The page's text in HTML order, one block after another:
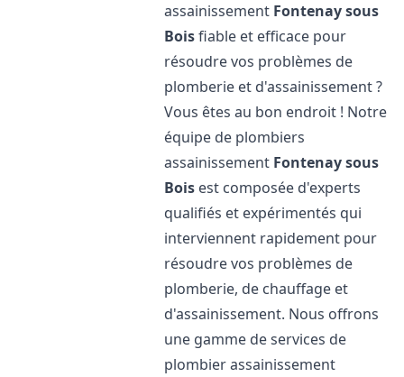
assainissement Fontenay sous
Boisfiable et efficace pour
résoudre vos problèmes de
plomberie et d'assainissement ?
Vous êtes au bon endroit ! Notre
équipe de plombiers
assainissement Fontenay sous
Bois est composée d'experts
qualifiés et expérimentés qui
interviennent rapidement pour
résoudre vos problèmes de
plomberie, de chauffage et
d'assainissement. Nous offrons
une gamme de services de
plombier assainissement